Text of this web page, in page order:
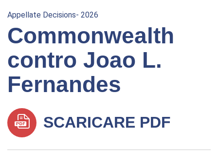
Appellate Decisions- 2026
Commonwealth
contro Joao L.
Fernandes
SCARICARE PDF